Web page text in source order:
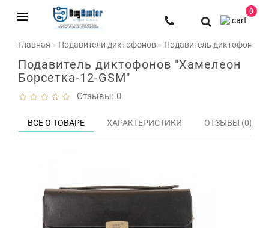
0
Главная Подавители диктофонов Подавитель диктофонов
Подавитель диктофонов "Хамелеон
Борсетка-12-GSM"
Отзывы: 0
ВСЕ О ТОВАРЕ ХАРАКТЕРИСТИКИ ОТЗЫВЫ (0)